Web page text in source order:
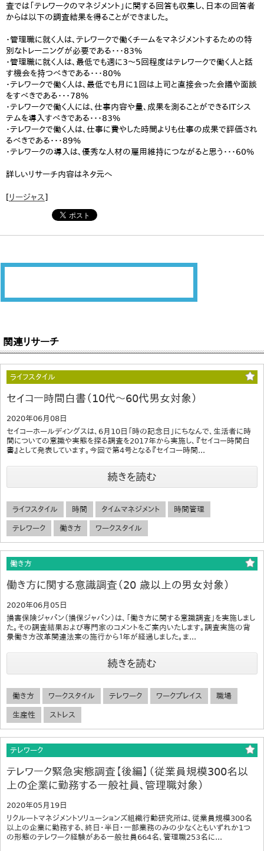
査では「テレワークのマネジメント」に関する回答も収集し、日本の回答者
からは以下の調査結果を得ることができました。
・管理職に就く人は、テレワークで働くチームをマネジメントするための特
別なトレーニングが必要である・・・83%
・管理職に就く人は、最低でも週に3～5回程度はテレワークで働く人と話
す機会を持つべきである・・・80%
・テレワークで働く人は、最低でも月に1回は上司と直接会った会議や面談
をすべきである・・・78%
・テレワークで働く人には、仕事内容や量、成果を測ることができるITシス
テムを導入すべきである・・・83%
・テレワークで働く人は、仕事に費やした時間よりも仕事の成果で評価され
るべきである・・・89%
・テレワークの導入は、優秀な人材の雇用維持につながると思う・・・60%
詳しいリサーチ内容はネタ元へ
[リージャス]
関連リサーチ
ライフスタイル
セイコー時間白書（10代～60代男女対象）
2020年06月08日
セイコーホールディングスは、6月10日「時の記念日」にちなんで、生活者に時
間についての意識や実態を探る調査を2017年から実施し、『セイコー時間白
書』として発表しています。今回で第4号となる『セイコー時間...
続きを読む
ライフスタイル 時間 タイムマネジメント 時間管理
テレワーク 働き方 ワークスタイル
働き方
働き方に関する意識調査（20 歳以上の男女対象）
2020年06月05日
損害保険ジャパン（損保ジャパン）は、「働き方に関する意識調査」を実施しまし
た。その調査結果および専門家のコメントをご案内いたします。調査実施の背
景働き方改革関連法案の施行から１年が経過しました。ま...
続きを読む
働き方 ワークスタイル テレワーク ワークプレイス 職場
生産性 ストレス
テレワーク
テレワーク緊急実態調査【後編】（従業員規模300名以
上の企業に勤務する一般社員、管理職対象）
2020年05月19日
リクルートマネジメントソリューションズ組織行動研究所は、従業員規模300名
以上の企業に勤務する、終日・半日・一部業務のみの少なくともいずれか1つ
の形態のテレワーク経験がある一般社員664名、管理職253名に...